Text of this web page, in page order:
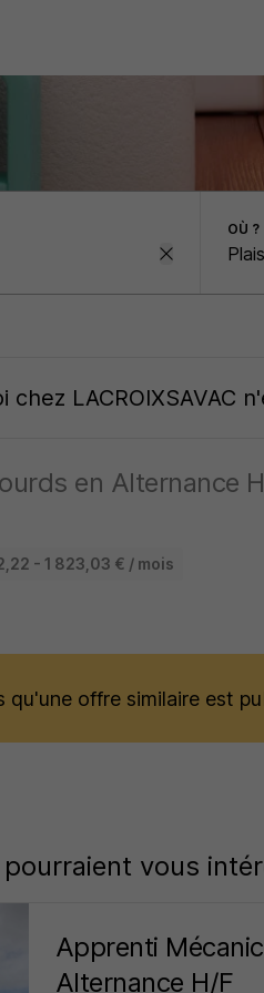
OÙ ?
chez LACROIXSAVAC
en Alternance
- 1 823,03 € / mois
qu'une offre similaire est
vous
Apprenti
Alternance H/F